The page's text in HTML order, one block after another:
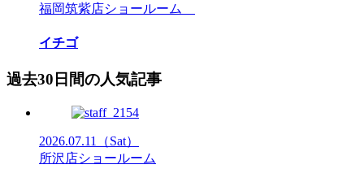
福岡筑紫店ショールーム
イチゴ
過去30日間の人気記事
2026.07.11
（Sat）
所沢店ショールーム